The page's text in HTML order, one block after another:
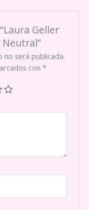
Geller
Neutral”
no será publicada.
con*